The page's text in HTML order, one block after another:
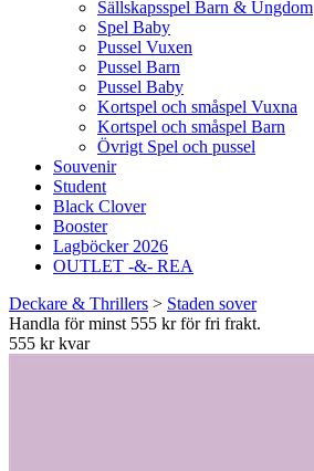
Sällskapsspel Barn & Ungdom
Spel Baby
Pussel Vuxen
Pussel Barn
Pussel Baby
Kortspel och småspel Vuxna
Kortspel och småspel Barn
Övrigt Spel och pussel
Souvenir
Student
Black Clover
Booster
Lagböcker 2026
OUTLET -&- REA
Deckare & Thrillers > Staden sover
Handla för minst 555 kr för fri frakt.
555 kr kvar